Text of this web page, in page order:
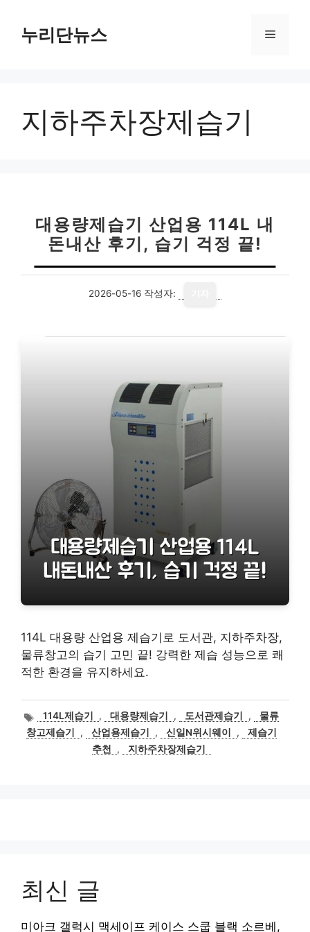
누리단뉴스 메
지하주차장제습기
대용량제습기 산업용 114L 내
돈내산 후기, 습기 걱정 끝!
2026-05-16 작성자:
114L 대용량 산업용 제습기로 도서관, 지하주차장,
물류창고의 습기 고민 끝! 강력한 제습 성능으로 쾌
적한 환경을 유지하세요.
태
그
114L제습기 , 대용량제습기 , 도서관제습기 ,
물류
창고제습기
, 산업용제습기 , 신일N위시웨이 ,
제습기
추천
, 지하주차장제습기
최신 글
미아크 갤럭시 맥세이프 케이스 스쿱 블랙 소르베,